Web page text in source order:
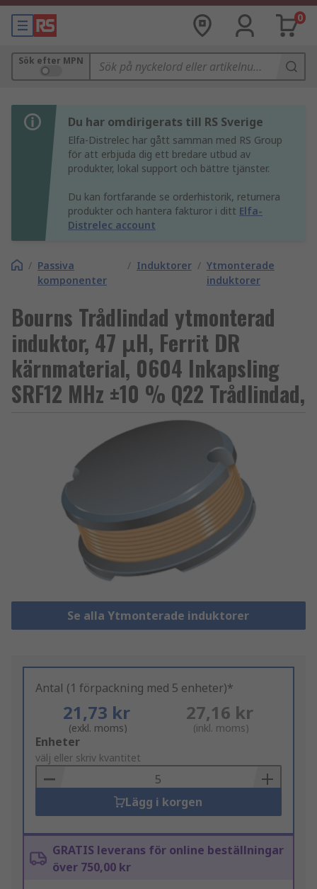
0
Sök efter MPN
Du har omdirigerats till RS Sverige
Elfa-Distrelec har gått samman med RS Group
för att erbjuda dig ett bredare utbud av
produkter, lokal support och bättre tjänster.
Du kan fortfarande se orderhistorik, returnera
produkter och hantera fakturor i ditt Elfa-
Distrelec account
/ Passiva
komponenter
/ Induktorer / Ytmonterade
induktorer
Bourns Trådlindad ytmonterad
induktor, 47 μH, Ferrit DR
kärnmaterial, 0604 Inkapsling
SRF12 MHz ±10 % Q22 Trådlindad,
Se alla Ytmonterade induktorer
Antal (1 förpackning med 5 enheter)*
21,73 kr
(exkl. moms)
27,16 kr
(inkl. moms)
Add
to
Basket
Enheter
välj eller skriv kvantitet
Lägg i korgen
GRATIS leverans för online beställningar
över 750,00 kr